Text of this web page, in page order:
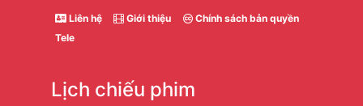
Liên hệ Giới thiệu
Chính sách bản quyền
Tele
Lịch chiếu phim